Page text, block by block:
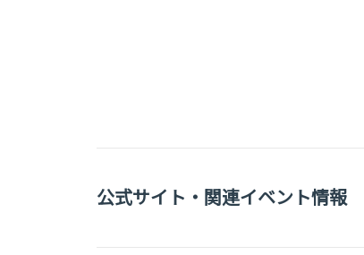
公式サイト・関連イベント情報